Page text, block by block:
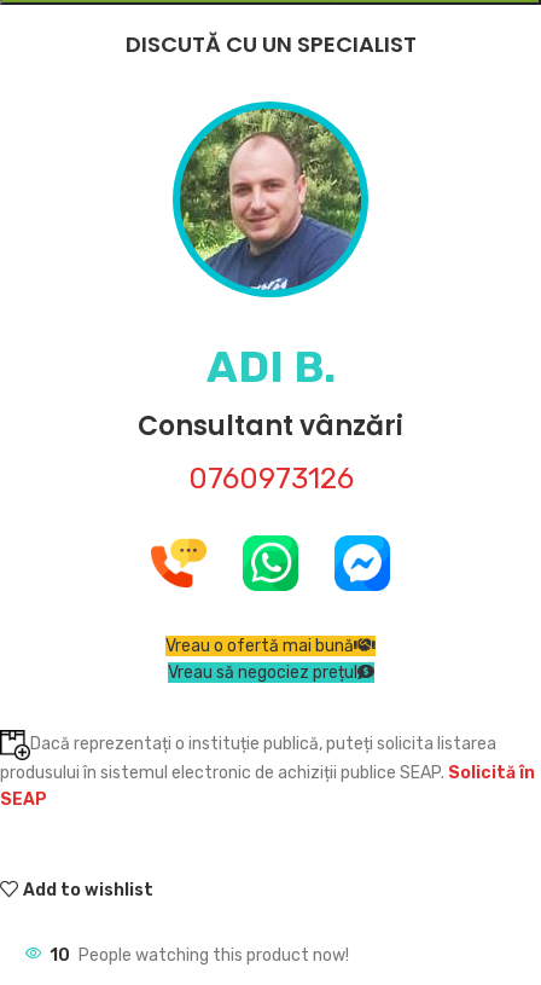
DISCUTĂ CU UN SPECIALIST
ADI B.
Consultant vânzări
0760973126
Vreau o ofertă mai bună
Vreau să negociez prețul
Dacă reprezentați o instituție publică, puteți solicita listarea
produsului în sistemul electronic de achiziții publice SEAP. Solicită în
SEAP
Add to wishlist
10 People watching this product now!